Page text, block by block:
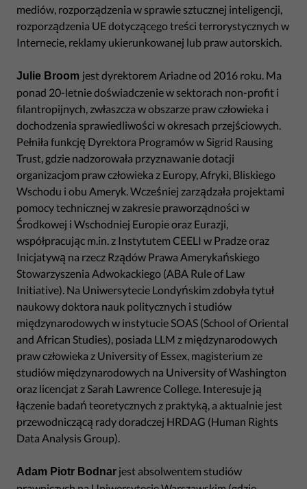
mediów, rozporządzenia w sprawie sztucznej inteligencji,
rozporządzenia UE dotyczącego treści terrorystycznych w
Internecie, reklamy ukierunkowanej lub praw autorskich.
Julie Broom jest dyrektorem Ariadne od 2016 roku. Ma
ponad 20-letnie doświadczenie w sektorach non-profit i
filantropijnych, zwłaszcza w obszarze praw człowieka i
dochodzenia sprawiedliwości w okresach przejściowych.
Pełniła funkcję Dyrektora Programów w Sigrid Rausing
Trust, gdzie nadzorowała przyznawanie dotacji
organizacjom praw człowieka z Europy, Afryki, Bliskiego
Wschodu i obu Ameryk. Wcześniej zarządzała projektami
pomocy technicznej w zakresie praworządności w
Środkowej i Wschodniej Europie oraz Eurazji,
współpracując m.in. z Instytutem CEELI w Pradze oraz
Inicjatywą na rzecz Rządów Prawa Amerykańskiego
Stowarzyszenia Adwokackiego (ABA Rule of Law
Initiative). Na Uniwersytecie Londyńskim zdobyła tytuł
naukowy doktora nauk politycznych i studiów
międzynarodowych w instytucie SOAS (School of Oriental
and African Studies), posiada LLM z międzynarodowych
praw człowieka z University of Essex, magisterium ze
studiów międzynarodowych na University of Washington
oraz licencjat z Sarah Lawrence College. Interesuje ją
łączenie badań teoretycznych z praktyką, a aktualnie jest
przewodniczącą rady doradczej HRDAG (Human Rights
Data Analysis Group).
Adam Piotr Bodnar jest absolwentem studiów